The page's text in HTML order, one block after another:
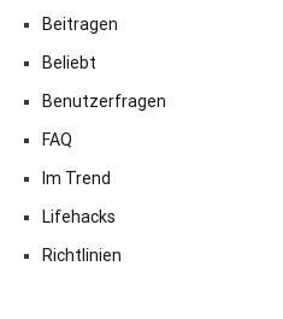
Beitragen
Beliebt
Benutzerfragen
FAQ
Im Trend
Lifehacks
Richtlinien